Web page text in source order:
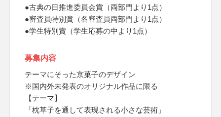
●古典の日推進委員会賞（両部門より1点）
●審査員特別賞（各審査員両部門より1点）
●学生特別賞（学生応募の中より1点）
募集内容
テーマにそった京菓子のデザイン
※国内外未発表のオリジナル作品に限る
【テーマ】
「枕草子を通して表現される小さな芸術」